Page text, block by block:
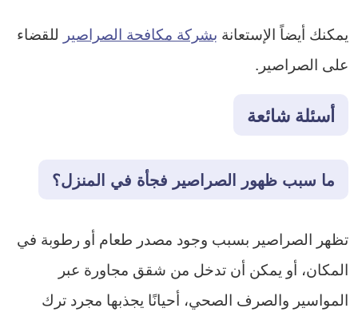
يمكنك أيضاً الإستعانة بشركة مكافحة الصراصير للقضاء
على الصراصير.
أسئلة شائعة
ما سبب ظهور الصراصير فجأة في المنزل؟
تظهر الصراصير بسبب وجود مصدر طعام أو رطوبة في
المكان، أو يمكن أن تدخل من شقق مجاورة عبر
المواسير والصرف الصحي، أحيانًا يجذبها مجرد ترك